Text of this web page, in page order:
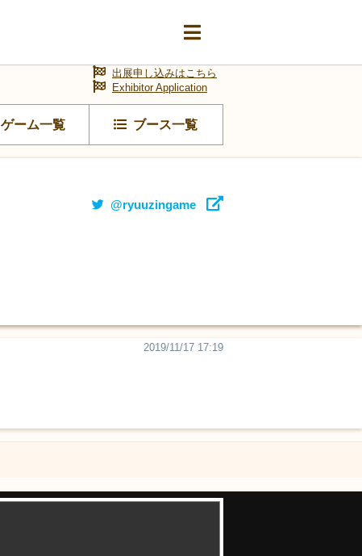
ゲーム一覧 ブース一覧
出展申し込みはこちら
Exhibitor Application
@ryuuzingame
2019/11/17 17:19